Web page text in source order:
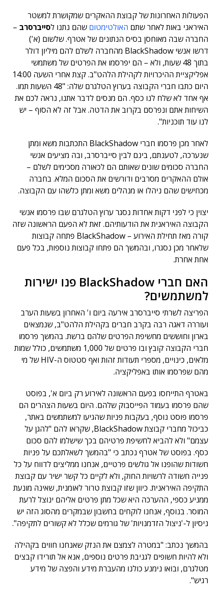
הפעולות האחרונות של קבוצת ההאקרים שמקושרת למשטר
האיראני באות לאחר שתם האולטימטוםשהם נתנו לסייברסרב –
החברה שבה מאוחסן בסיס הנתונים של אטרף. שלשום (א')
דרשו אנשי BlackShadow מהחברה לשלם להם מיליון דולר
בתוך 48 שעות, ולא – הם יפרסמו את הפרטים של משתמשי
אפליקציית ההיכרויות לקהילת הלהט"ב. קצת אחרי השעה 14:00
היום כתבו חברי הקבוצה בערוץ הטלגרם שלה: "48 השעות תמו.
אף אחד לא שלח לנו כסף. הם מנסים לדבר אתנו, נראה לכם את
השיחות אתם ונפרסם בקרוב את הדטה. אבל זה לא הסוף – יש
לנו עוד תוכניות".
לאחר מכן פרסמו חברי BlackShadow התכתבות משא ומתן
שנערכה, לטענתם, בינם לבין סייברסרב, ובה מציעים אנשי
החברה סכומים שונים שאותם הם לכאורה מסכימים לשלם –
אולם ההאקרים מסרבים ודורשים את הסכום המלא. בחברה
מכחישים שהם ניהלו או מנהלים משא ומתן כלשהו עם הקבוצה.
יצוין כי לפני דקות אחדות נסגר ערוץ הטלגרם שבו פרסמו אנשי
הקבוצה האיראנית את הודעותיהם. זאת לא הפעם הראשונה שזה
קורה מאז תחילת האירוע – BlackShadow פתחה קבוצות
שלאחר מכן נסגרו, ובהמשך הם פתחו קבוצות נוספות, בכל פעם
אחת אחרת.
האם חברי BlackShadow פנו ישירות
למשתמשים?
הפריצה לשרתי סייברסרב אירעה ביום ו' האחרון בשעות הערב
ועוררה דאגה רבה בקרב חברים בקהילת הלהט"ב, שנמצאים
בארון וחוששים מחשיפת הפרטים שלהם ברשת. בהמשך פרסמו
חברי הקבוצה קובץ ובו פרטים של 1,000 משתמשים, כולל שמות
מלאים, כינויים, מספרי תעודות זהות ואף סטטוס ה-HIV של מי
מהם שפרסמו אותו באפליקציה.
באטרף התייחסו בפעם הראשונה לאירוע רק ביום א', בפוסט
שהם פרסמו בעמוד הפייסבוק שלהם. היום בשעות הצהרים הם
פרסמו פוסט נוסף, בעקבות פניות שהגיעו למשתמשים באתר,
כביכול מחברי קבוצת BlackShadow, שקראו להם "להגן על
עצמם" ולא להביא לחשיפת פרטיהם בכך שישלמו להם סכום
כסף. בפוסט של אטרף נכתב כי "בהמשך לשאלתכם על פניות
חשודות שהופנו אל גולשים פרטיים, אנחנו ממליצים לדווח על כל
פנייה חשודה לרשויות החוק, ולא לקיים כל קשר ישיר עם קבוצת
התקיפה האיראנית. כיוון שזו קבוצת טרור לאומנית, שאינה מונעת
ממניע כספי, ההערכה היא שכל מתן פרטים אליהם ינוצל לרעת
המוסר. בנוסף, אנחנו לוקחים בחשבון שבמקרים מהסוג הזה יש
ניסיון ל-'ניצול הזדמנויות' של גורמים שכלל לא קשורים לתקיפה".
בהמשך נכתב: "במטרה לצמצם את הנזק שאנחנו חווים בקהילה
ולא להיות חשופים לגניבת פרטים נוספים, אנא אל תורידו קבצים
מטלגרם, ובואו נימנע כולנו מהעברת מידע והפצה של מידע
רגיש".